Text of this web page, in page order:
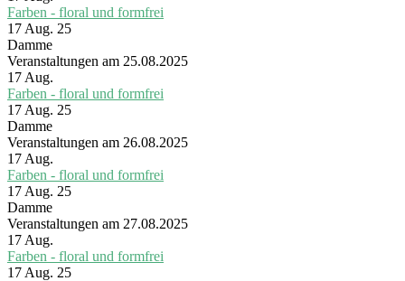
Farben - floral und formfrei
17 Aug. 25
Damme
Veranstaltungen am 25.08.2025
17 Aug.
Farben - floral und formfrei
17 Aug. 25
Damme
Veranstaltungen am 26.08.2025
17 Aug.
Farben - floral und formfrei
17 Aug. 25
Damme
Veranstaltungen am 27.08.2025
17 Aug.
Farben - floral und formfrei
17 Aug. 25